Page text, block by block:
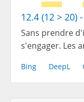
12.4 (12 > 20)
Sans prendre
s'engager. Les
Bing DeepL